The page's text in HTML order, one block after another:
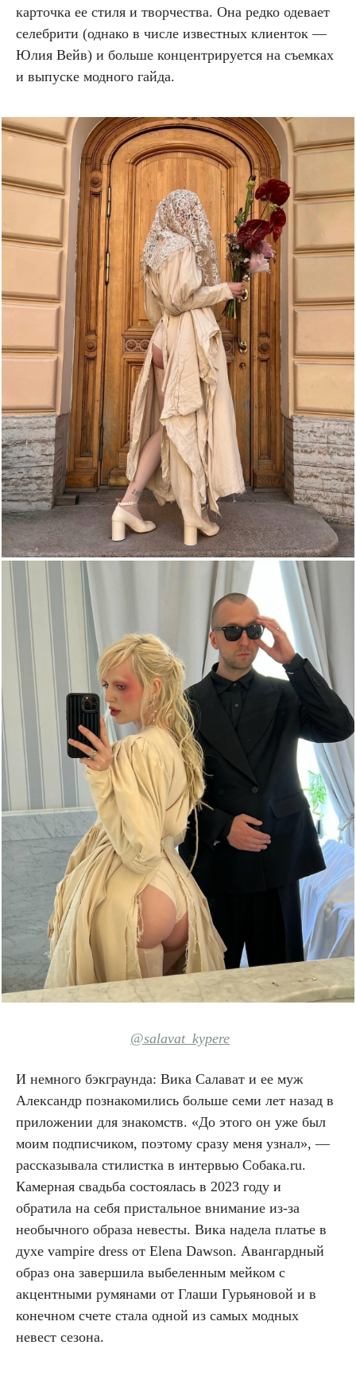
карточка ее стиля и творчества. Она редко одевает
селебрити (однако в числе известных клиенток —
Юлия Вейв) и больше концентрируется на съемках
и выпуске модного гайда.
@salavat_kypere
И немного бэкграунда: Вика Салават и ее муж
Александр познакомились больше семи лет назад в
приложении для знакомств. «До этого он уже был
моим подписчиком, поэтому сразу меня узнал», —
рассказывала стилистка в интервью Собака.ru.
Камерная свадьба состоялась в 2023 году и
обратила на себя пристальное внимание из-за
необычного образа невесты. Вика надела платье в
духе vampire dress от Elena Dawson. Авангардный
образ она завершила выбеленным мейком с
акцентными румянами от Глаши Гурьяновой и в
конечном счете стала одной из самых модных
невест сезона.